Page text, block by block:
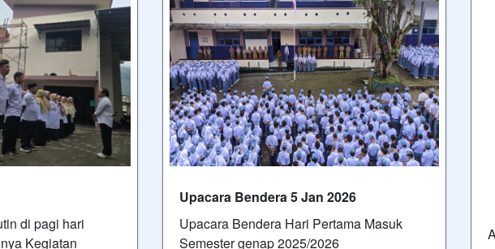
di pagi hari
Kegiatan
Upacara Bendera 5 Jan 2026
Upacara Bendera Hari Pertama Masuk
Semester genap 2025/2026